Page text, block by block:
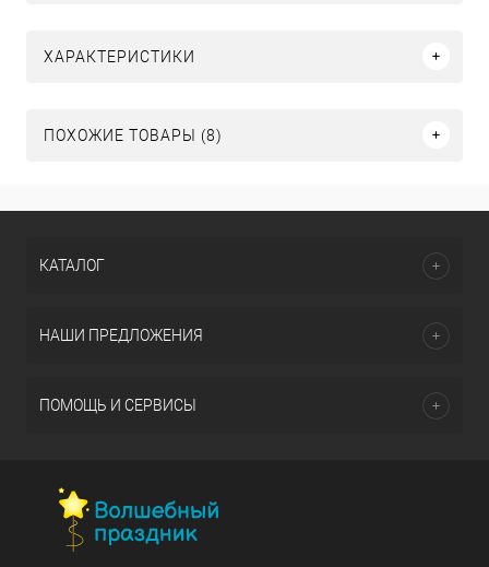
ХАРАКТЕРИСТИКИ
ПОХОЖИЕ ТОВАРЫ (8)
КАТАЛОГ
НАШИ ПРЕДЛОЖЕНИЯ
ПОМОЩЬ И СЕРВИСЫ